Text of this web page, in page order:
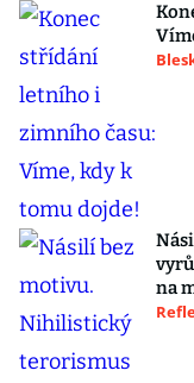
na